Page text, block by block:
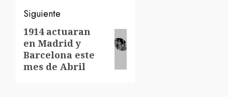
Siguiente
Siguiente
entrada:
1914 actuaran
en Madrid y
Barcelona este
mes de Abril